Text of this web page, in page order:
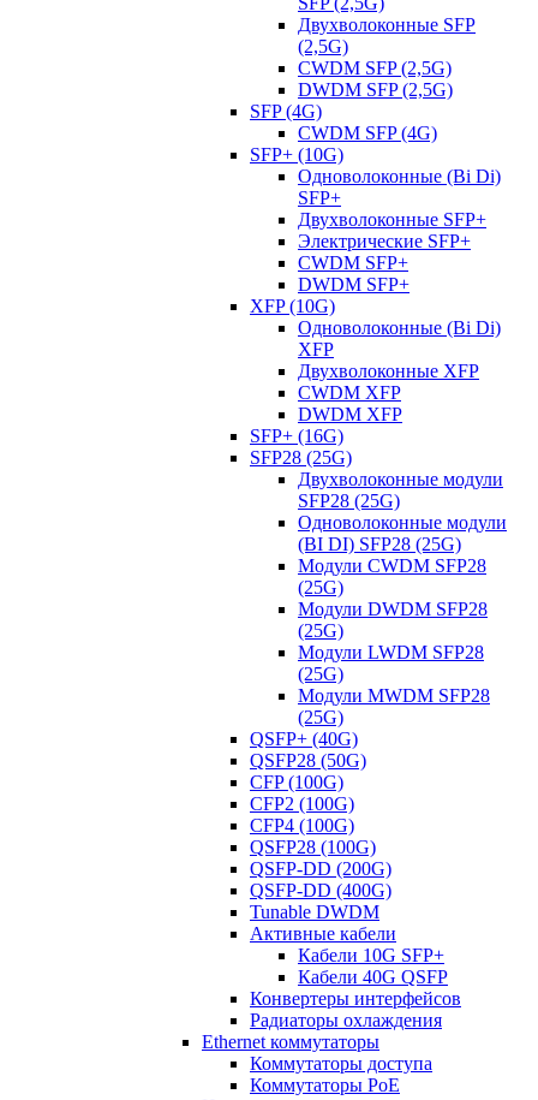
Двухволоконные SFP
(2,5G)
CWDM SFP (2,5G)
DWDM SFP (2,5G)
SFP (4G)
CWDM SFP (4G)
SFP+ (10G)
Одноволоконные (Bi Di)
SFP+
Двухволоконные SFP+
Электрические SFP+
CWDM SFP+
DWDM SFP+
XFP (10G)
Одноволоконные (Bi Di)
XFP
Двухволоконные XFP
CWDM XFP
DWDM XFP
SFP+ (16G)
SFP28 (25G)
Двухволоконные модули
SFP28 (25G)
Одноволоконные модули
(BI DI) SFP28 (25G)
Модули CWDM SFP28
(25G)
Модули DWDM SFP28
(25G)
Модули LWDM SFP28
(25G)
Модули MWDM SFP28
(25G)
QSFP+ (40G)
QSFP28 (50G)
CFP (100G)
CFP2 (100G)
CFP4 (100G)
QSFP28 (100G)
QSFP-DD (200G)
QSFP-DD (400G)
Tunable DWDM
Активные кабели
Кабели 10G SFP+
Кабели 40G QSFP
Конвертеры интерфейсов
Радиаторы охлаждения
Ethernet коммутаторы
Коммутаторы доступа
Коммутаторы PoE